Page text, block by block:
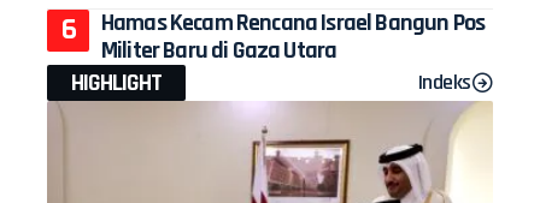
Hamas Kecam Rencana Israel Bangun Pos
Militer Baru di Gaza Utara
HIGHLIGHT
Indeks